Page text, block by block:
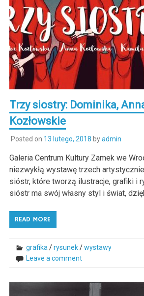
Trzy siostry: Dominika,
Kozłowskie
Posted on 13 lutego, 2018 byadmin
Galeria Centrum Kultury Zamek we
niezwykłą wystawę trzech
sióstr, które tworzą ilustracje, grafiki i
sióstr ma swój własny styl i świat,
READ MORE
grafika /rysunek/wystawy
Leave a comment